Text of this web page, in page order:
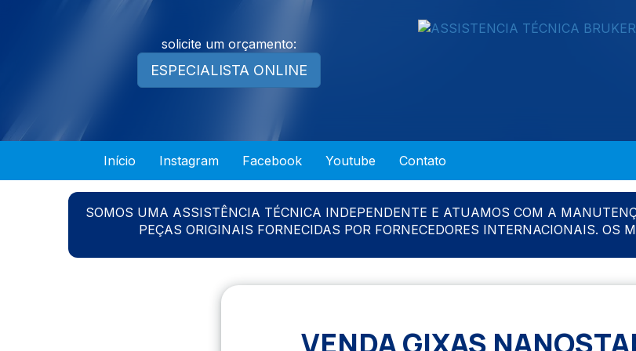
solicite um orçamento:
ESPECIALISTA ONLINE
Início Instagram Facebook Youtube Contato
SOMOS UMA ASSISTÊNCIA TÉCNICA INDEPENDENTE E ATUAMOS COM A
PEÇAS ORIGINAIS FORNECIDAS POR FORNECEDORES INTERNACIONAIS. OS